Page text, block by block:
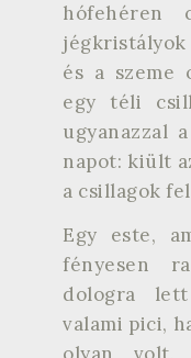
hófehéren
és a szeme
egy téli
ugyanazzal
napot: kiült
a csillagok
Egy este,
fényesen
dologra
valami pici,